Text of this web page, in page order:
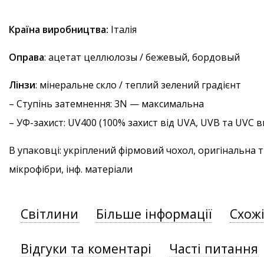
Країна виробництва: Італія
Оправа: ацетат целлюлозы / бежевый, бордовый
Лінзи: мінеральне скло / теплий зелений градієнт
– Ступінь затемнення: 3N — максимальна
– УФ-захист: UV400 (100% захист від UVA, UVB та
В упаковці: укріплений фірмовий чохол, оригінальна
мікрофібри, інф. матеріали
Світлини Більше інформації
Відгуки та коментарі Часті питання